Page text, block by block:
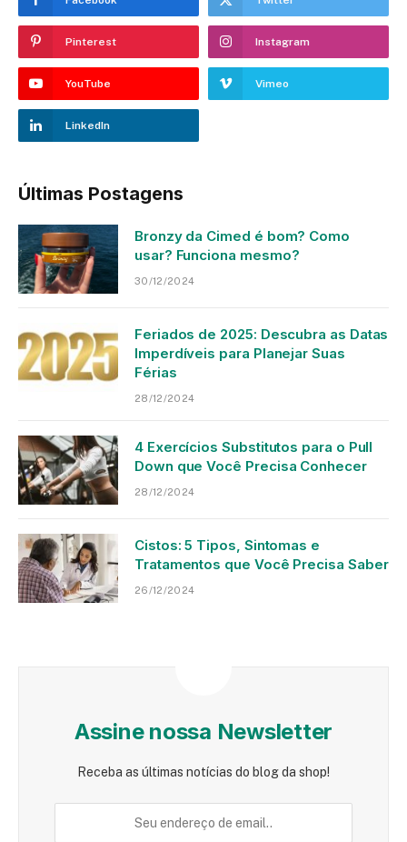
Pinterest Instagram
YouTube Vimeo
LinkedIn
Últimas Postagens
Bronzy da Cimed é bom? Como
usar? Funciona mesmo?
30/12/2024
Feriados de 2025: Descubra as Datas
Imperdíveis para Planejar Suas
Férias
28/12/2024
4 Exercícios Substitutos para o Pull
Down que Você Precisa Conhecer
28/12/2024
Cistos: 5 Tipos, Sintomas e
Tratamentos que Você Precisa Saber
26/12/2024
Assine nossa Newsletter
Receba as últimas notícias do blog da shop!